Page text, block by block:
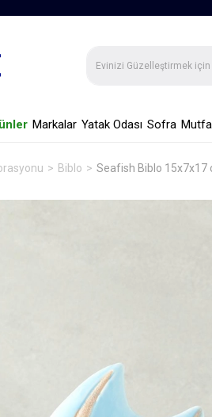
Markalar Yatak Odası Sofra
Biblo Seafish Biblo 15x7x17